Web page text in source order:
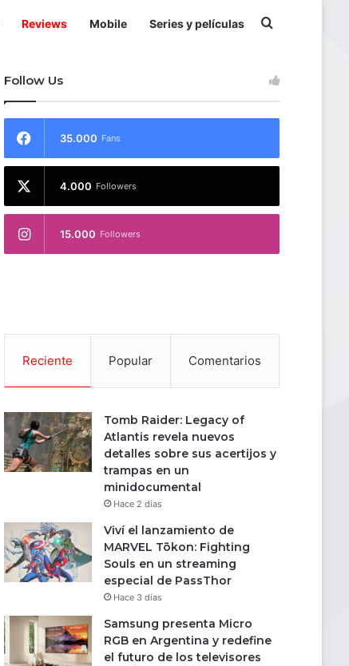
Reviews Mobile Series y películas
Follow Us
35.000 Fans
4.000 Followers
15.000 Followers
Reciente Popular Comentarios
Tomb Raider: Legacy of
Atlantis revela nuevos
detalles sobre sus acertijos y
trampas en un
minidocumental
Hace 2 días
Viví el lanzamiento de
MARVEL Tōkon: Fighting
Souls en un streaming
especial de PassThor
Hace 3 días
Samsung presenta Micro
RGB en Argentina y redefine
el futuro de los televisores